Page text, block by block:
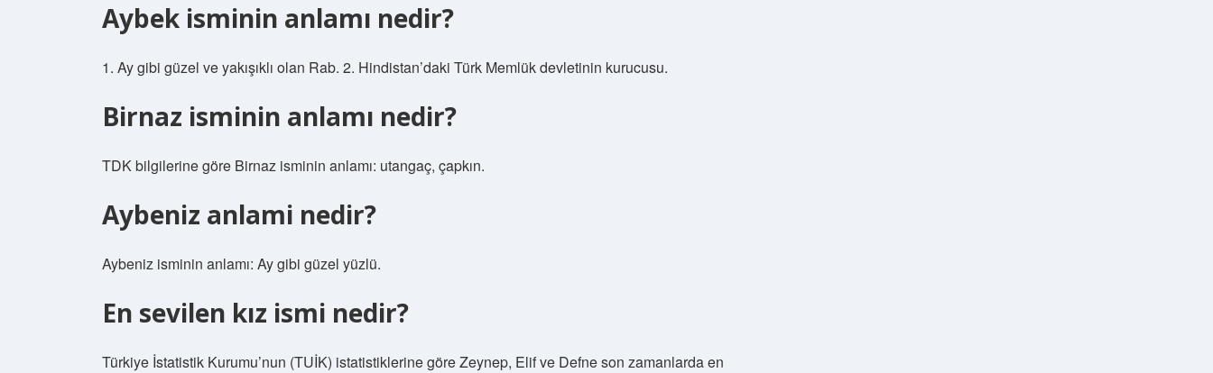
Aybek isminin anlamı nedir?
1. Ay gibi güzel ve yakışıklı olan Rab. 2. Hindistan’daki Türk Memlük devletinin kurucusu.
Birnaz isminin anlamı nedir?
TDK bilgilerine göre Birnaz isminin anlamı: utangaç, çapkın.
Aybeniz anlami nedir?
Aybeniz isminin anlamı: Ay gibi güzel yüzlü.
En sevilen kız ismi nedir?
Türkiye İstatistik Kurumu’nun (TUİK) istatistiklerine göre Zeynep, Elif ve Defne son zamanlarda en